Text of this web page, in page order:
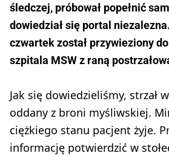
śledczej, próbował popełnić
dowiedział się portal
czwartek został przywieziony
szpitala MSW z raną
Jak się dowiedzieliśmy, strzał
oddany z broni myśliwskiej.
ciężkiego stanu pacjent żyje.
informację potwierdzić w